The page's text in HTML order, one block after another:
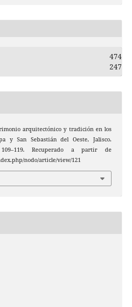
474
247
arquitectónico y tradición en los
y San Sebastián del Oeste, Jalisco.
Recuperado a partir de
nodo/article/view/121